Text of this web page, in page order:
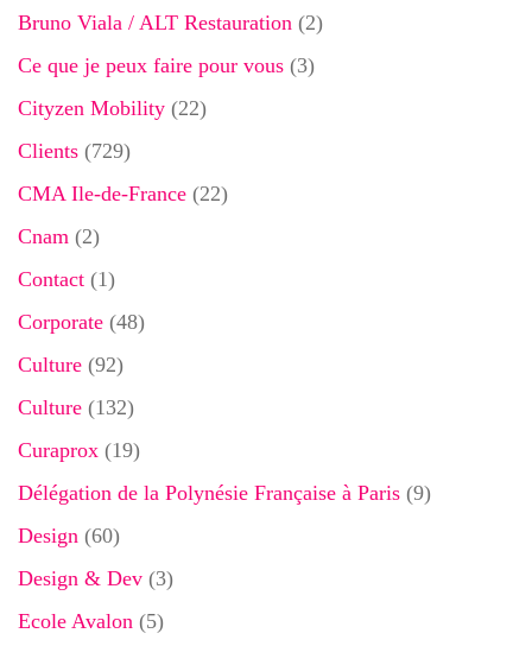
Bruno Viala / ALT Restauration (2)
Ce que je peux faire pour vous (3)
Cityzen Mobility (22)
Clients (729)
CMA Ile-de-France (22)
Cnam (2)
Contact (1)
Corporate (48)
Culture (92)
Culture (132)
Curaprox (19)
Délégation de la Polynésie Française à Paris (9)
Design (60)
Design & Dev (3)
Ecole Avalon (5)